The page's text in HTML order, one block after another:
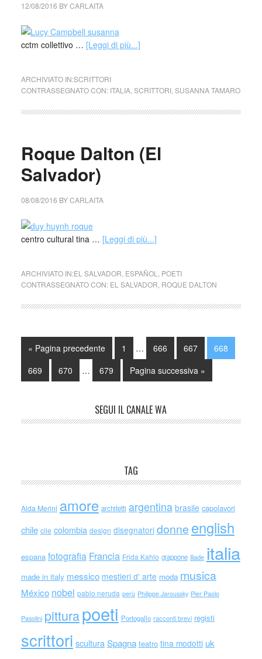
12/08/2016 BYCARLAITA
cctm collettivo … [Leggi di più...]
ARCHIVIATO IN:SCRITTORI
CONTRASSEGNATO CON: ITALIA, SCRITTORI, SUSANNA TAMARO
Roque Dalton (El
Salvador)
08/08/2016 BYCARLAITA
centro cultural tina … [Leggi di più...]
ARCHIVIATO IN:EL SALVADOR ESPAÑOL
POETI
CONTRASSEGNATO CON: EL SALVADOR ROQUE DALTON
« Pagina precedente 1 … 666 667
668
669
670 … 679 Pagina successiva »
SEGUI IL CANALE WA
TAG
Alda Merini amore architetti argentina brasile capolavori
chile cile colombia design disegnatori donne english
espana fotografia Francia Frida Kahlo giappone iliade italia
made in italy messico mestieri d' arte moda musica
México nobel pablo neruda perù Philippe Jaroussky Pier Paolo
Pasolini pitturapoeti Portogallo racconti brevi registi
scrittori scultura Spagna teatro tina modotti uk